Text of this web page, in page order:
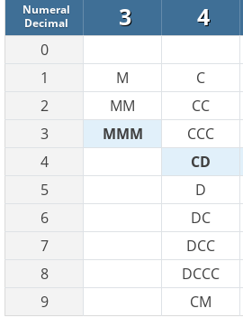
Numeral
Decimal
3 4
0
1
M C
2
MM CC
3
MMM CCC
4
CD
5
D
6
DC
7
DCC
8
DCCC
9
CM